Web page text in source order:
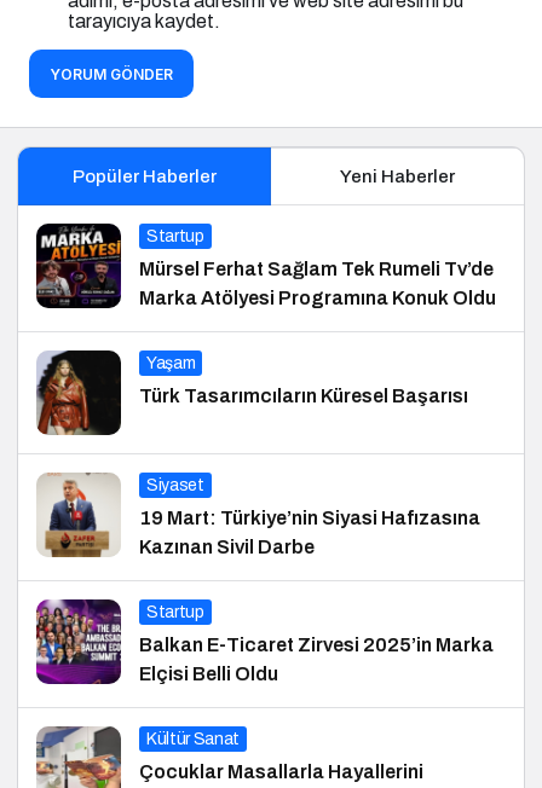
tarayıcıya kaydet.
YORUM GÖNDER
Popüler Haberler Yeni Haberler
Startup
Mürsel Ferhat Sağlam Tek Rumeli Tv’de
Marka Atölyesi Programına Konuk Oldu
Yaşam
Türk Tasarımcıların Küresel Başarısı
Siyaset
19 Mart: Türkiye’nin Siyasi Hafızasına
Kazınan Sivil Darbe
Startup
Balkan E-Ticaret Zirvesi 2025’in Marka
Elçisi Belli Oldu
Kültür Sanat
Çocuklar Masallarla Hayallerini